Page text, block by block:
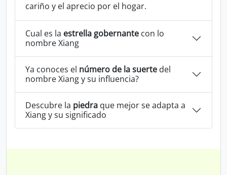
cariño y el aprecio por el hogar.
Cual es la estrella gobernante con lo
nombre Xiang
Ya conoces el número de la suerte del
nombre Xiang y su influencia?
Descubre la piedra que mejor se adapta a
Xiang y su significado